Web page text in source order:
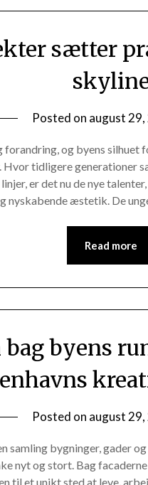
sætter
Posted on august
forandring, og byens
Hvor tidligere generationer
er det nu de nye
nyskabende æstetik. De
Read more
byens
Posted on august
samling bygninger, gader
nyt og stort. Bag
til et unikt sted at leve,